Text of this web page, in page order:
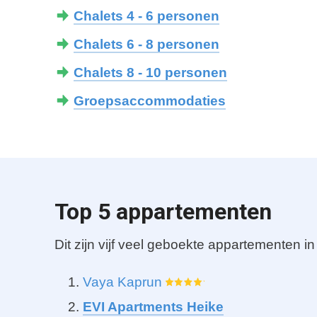
Chalets 4 - 6 personen
Chalets 6 - 8 personen
Chalets 8 - 10 personen
Groepsaccommodaties
Top 5 appartementen
Dit zijn vijf veel geboekte appartementen
Vaya Kaprun
EVI Apartments Heike